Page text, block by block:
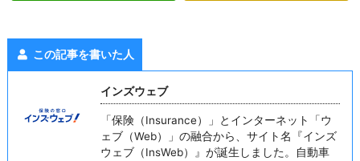
この記事を書いた人
インズウェブ
「保険（Insurance）」とインターネット「ウ
ェブ（Web）」の融合から、サイト名『インズ
ウェブ（InsWeb）』が誕生しました。自動車